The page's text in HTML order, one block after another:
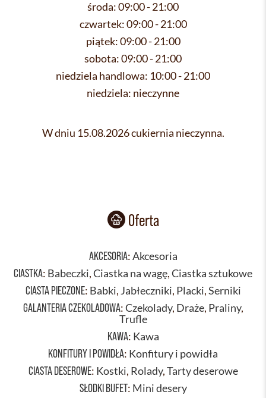
środa:09:00 - 21:00
czwartek:09:00 - 21:00
piątek:09:00 - 21:00
sobota:09:00 - 21:00
niedziela handlowa: 10:00 - 21:00
niedziela: nieczynne
W dniu 15.08.2026 cukiernia nieczynna.
Oferta
AKCESORIA:Akcesoria
CIASTKA: Babeczki,Ciastka na wagę,Ciastka sztukowe
CIASTA PIECZONE: Babki, Jabłeczniki, Placki,Serniki
GALANTERIA CZEKOLADOWA:Czekolady, Draże, Praliny,
Trufle
KAWA: Kawa
KONFITURY I POWIDŁA: Konfitury i powidła
CIASTA DESEROWE: Kostki, Rolady,Tarty deserowe
SŁODKI BUFET: Mini desery